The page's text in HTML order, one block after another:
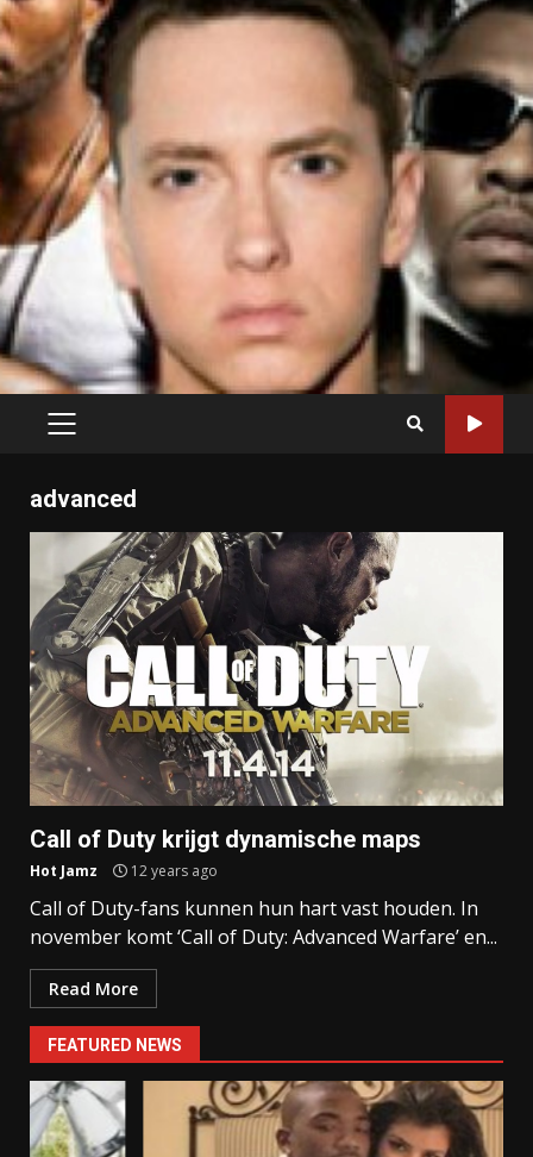
PRIMARY
advanced
Call of Duty krijgt dynamische maps
Hot Jamz 12 years ago
Call of Duty-fans kunnen hun hart vast houden. In
november komt ‘Call of Duty: Advanced Warfare’ en...
Read More
FEATURED NEWS